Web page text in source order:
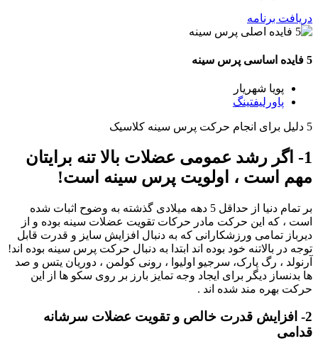
دریافت برنامه
5 فایده اساسی پرس سینه
پویا شهریار
پاورلیفتینگ
5 دلیل برای انجام حرکت پرس سینه کلاسیک
1- اگر رشد عمومی عضلات بالا تنه برایتان
مهم است ، اولویت پرس سینه است!
بر تمام دنیا از حداقل 5 دهه میلادی گذشته به وضوح اثبات شده
است ، که این حرکت مادر حرکات تقویت عضلات سینه بوده و از
دیرباز تمامی ورزشکارانی که به دنبال افزایش سایز و قدرت قابل
توجه در بالاتنه خود بوده اند ابتدا به دنبال حرکت پرس سینه بوده اند!
آرنولد ، رگ پارک، سرجیو اولیوا ، رونی کولمن ، دوریان یتس و صد
ها بدنساز دیگر برای ایجاد وجه تمایز بارز بر روی سکو ها از این
حرکت بهره مند شده اند .
2- افزایش قدرت خالص و تقویت عضلات سرشانه
قدامی